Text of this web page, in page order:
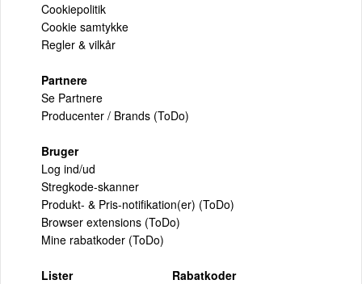
Cookiepolitik
Cookie samtykke
Regler & vilkår
Partnere
Se Partnere
Producenter / Brands (ToDo)
Bruger
Log ind/ud
Stregkode-skanner
Produkt- & Pris-notifikation(er) (ToDo)
Browser extensions (ToDo)
Mine rabatkoder (ToDo)
Lister
Rabatkoder